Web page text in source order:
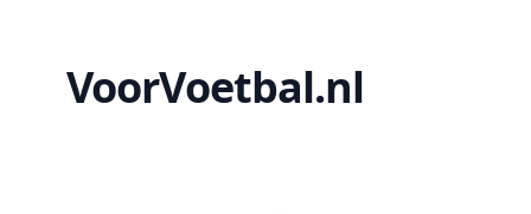
VoorVoetbal.nl